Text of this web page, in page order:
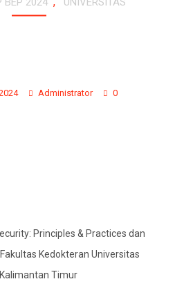
Administrator 0
Principles & Practices dan
Fakultas Kedokteran Universitas
Timur